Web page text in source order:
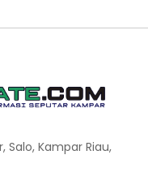
Salo, Kampar Riau,